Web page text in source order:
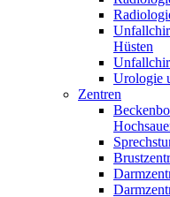
Hüsten
Urologie
Zentren